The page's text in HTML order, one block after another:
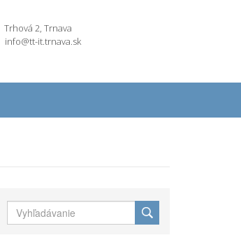
Trhová 2, Trnava
info@tt-it.trnava.sk